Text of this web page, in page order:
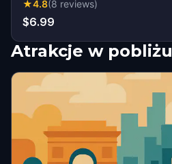
★4.8(8 reviews)
$6.99
Atrakcje w pobliżu